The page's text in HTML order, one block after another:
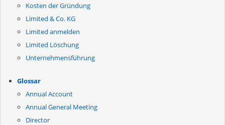
Kosten der Gründung
Limited & Co. KG
Limited anmelden
Limited Löschung
Unternehmensführung
Glossar
Annual Account
Annual General Meeting
Director